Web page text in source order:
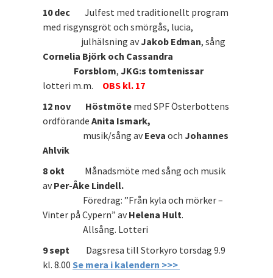
10 dec
Julfest med traditionellt program
med risgynsgröt och smörgås, lucia,
julhälsning avJakob Edman, sång
Cornelia Björk och Cassandra
Forsblom, JKG:s tomtenissar
lotteri m.m. OBS kl. 17
12 nov
Höstmöte med SPF Österbottens
ordförande Anita Ismark,
musik/sång avEeva och Johannes
Ahlvik
8 okt
Månadsmöte med sång och musik
avPer-Åke Lindell.
Föredrag: ”Från kyla och mörker –
Vinter på Cypern” avHelena Hult.
Allsång. Lotteri
9 sept Dagsresa till Storkyro torsdag 9.9
kl. 8.00 Se mera i kalendern >>>